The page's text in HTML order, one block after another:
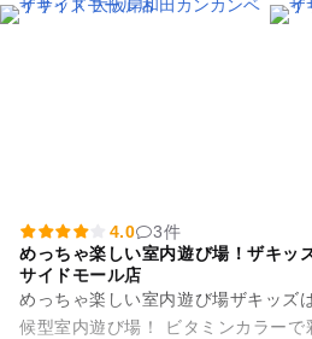
4.0
3件
めっちゃ楽しい室内遊び場！ザキッ
サイドモール店
めっちゃ楽しい室内遊び場ザキッズ
候型室内遊び場！ ビタミンカラー